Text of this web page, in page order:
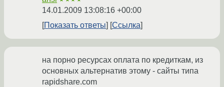
14.01.2009 13:08:16 +00:00
Показать ответы
Ссылка
на порно ресурсах оплата по кредиткам, из
основных альтернатив этому - сайты типа
rapidshare.com